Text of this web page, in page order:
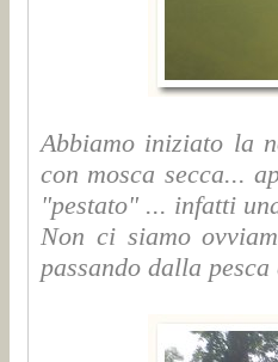
Abbiamo iniziato la
con mosca secca...
"pestato" ... infatti
Non ci siamo
passando dalla